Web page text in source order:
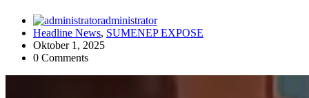
administrator
Headline News, SUMENEP EXPOSE
Oktober 1, 2025
0 Comments